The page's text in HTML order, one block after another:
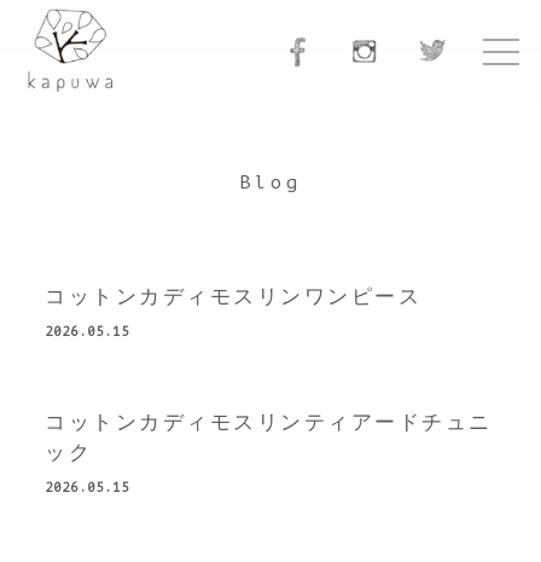
Blog
コットンカディモスリンワンピース
2026.05.15
コットンカディモスリンティアードチュニ
ック
2026.05.15